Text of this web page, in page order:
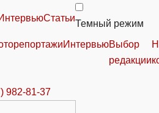
Статьи
Темный режим
ИнтервьюВыбор
редакции
982-81-37